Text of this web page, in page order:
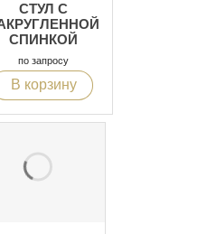
СТУЛ С
СПИНКОЙ
по запросу
В корзину